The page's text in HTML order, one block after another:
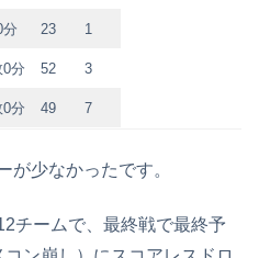
分 23 1
0分 52 3
0分 49 7
が少なかったです。
チームで、最終戦で最終予